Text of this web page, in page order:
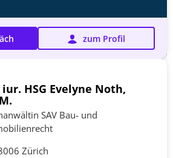
zum Profil
HSG Evelyne Noth,
SAV Bau- und
Zürich